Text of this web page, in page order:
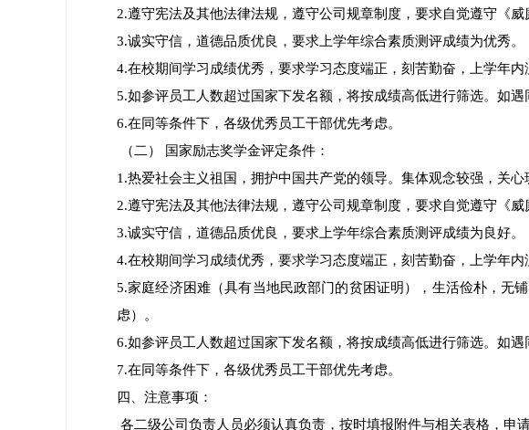
2.遵守宪法及其他法律法规，遵守公司规章制度，要求自觉遵守《
3.诚实守信，道德品质优良，要求上学年综合素质测评成绩为优秀。
4.在校期间学习成绩优秀，要求学习态度端正，刻苦勤奋，上学年
5.如参评员工人数超过国家下发名额，将按成绩高低进行筛选。如
6.在同等条件下，各级优秀员工干部优先考虑。
（二） 国家励志奖学金评定条件：
1.热爱社会主义祖国，拥护中国共产党的领导。集体观念较强，关
2.遵守宪法及其他法律法规，遵守公司规章制度，要求自觉遵守《
3.诚实守信，道德品质优良，要求上学年综合素质测评成绩为良好。
4.在校期间学习成绩优秀，要求学习态度端正，刻苦勤奋，上学年
5.家庭经济困难（具有当地民政部门的贫困证明），生活俭朴，无
虑）。
6.如参评员工人数超过国家下发名额，将按成绩高低进行筛选。如
7.在同等条件下，各级优秀员工干部优先考虑。
四、注意事项：
各二级公司负责人员必须认真负责，按时填报附件与相关表格，申